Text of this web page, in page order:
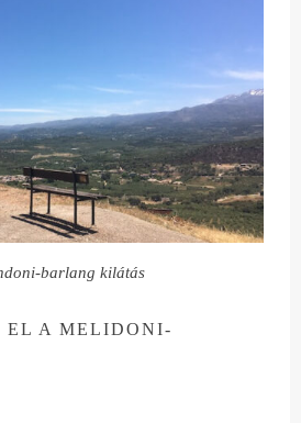
barlang kilátás
EL A MELIDONI-